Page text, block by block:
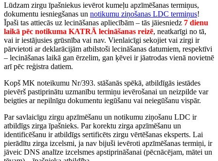
Lūdzam zirgu īpašniekus ievērot kumeļu apzīmēšanas termiņus,
dokumentu iesniegšanas un notikumu ziņošanas LDC termiņus!
Īpaši tas attiecās uz lecināšanas apliecībām – tās jāiesniedz 7 dienu
laikā pēc notikuma KATRĀ lecināšanas reizē, neatkarīgi no tā,
vai ir iestājusies grūsnība vai nav. Vienlaicīgi sekojiet vai zirgi ir
pārvietoti ar deklarācijām atbilstoši lecināšanas datumiem, respektīvi
– lecināšanas laikā gan ērzelim, gan ķēvei ir jāatrodas vienā novietnē
arī pēc reģistra datiem.
Kopš MK noteikumu Nr/393. stāšanās spēkā, atbildīgās iestādes
pievērš pastiprinātu uzmanību termiņu ievērošanai un neizpilde var
beigties ar nepilnīgu dokumentu iegūšanu vai neiegūšanu vispār.
Par savlaicīgu zirgu apzīmēšanu un notikumu ziņošanu LDC ir
atbildīgs zirga īpašnieks. Par korektu zirga apzīmēšanu un
identificēšanu ir atbildīgs sertificēts zirgu vērtēšanas eksperts. Lai
pierādītu zirga izcelsmi, ja nav bijuši ievēroti apzīmēšanas termiņi, ir
jāveic DNS analīze izcelsmes apstiprināšanai (pēcnācējam, mātei un